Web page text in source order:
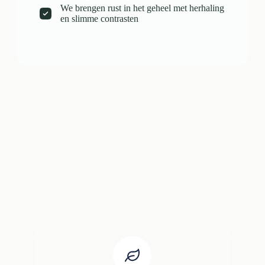
We brengen rust in het geheel met herhaling
en slimme contrasten